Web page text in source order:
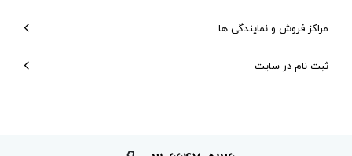
مراکز فروش و نمایندگی ها
ثبت نام در سایت